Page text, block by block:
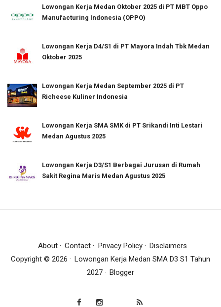
Lowongan Kerja Medan Oktober 2025 di PT MBT Oppo
Manufacturing Indonesia (OPPO)
Lowongan Kerja D4/S1 di PT Mayora Indah Tbk Medan
Oktober 2025
Lowongan Kerja Medan September 2025 di PT
Richeese Kuliner Indonesia
Lowongan Kerja SMA SMK di PT Srikandi Inti Lestari
Medan Agustus 2025
Lowongan Kerja D3/S1 Berbagai Jurusan di Rumah
Sakit Regina Maris Medan Agustus 2025
About Contact Privacy Policy
Disclaimers
Copyright © 2026
Lowongan Kerja Medan SMA D3 S1 Tahun
2027
Blogger